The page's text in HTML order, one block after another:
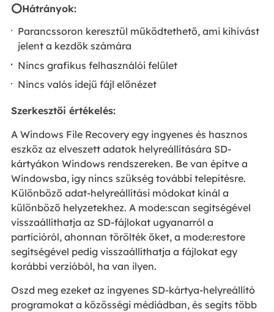
⭕Hátrányok:
Parancssoron keresztül működtethető, ami kihívást
jelent a kezdők számára
Nincs grafikus felhasználói felület
Nincs valós idejű fájl előnézet
Szerkesztői értékelés:
A Windows File Recovery egy ingyenes és hasznos
eszköz az elveszett adatok helyreállítására SD-
kártyákon Windows rendszereken. Be van építve a
Windowsba, így nincs szükség további telepítésre.
Különböző adat-helyreállítási módokat kínál a
különböző helyzetekhez. A mode:scan segítségével
visszaállíthatja az SD-fájlokat ugyanarról a
partícióról, ahonnan törölték őket, a mode:restore
segítségével pedig visszaállíthatja a fájlokat egy
korábbi verzióból, ha van ilyen.
Oszd meg ezeket az ingyenes SD-kártya-helyreállító
programokat a közösségi médiádban, és segíts több